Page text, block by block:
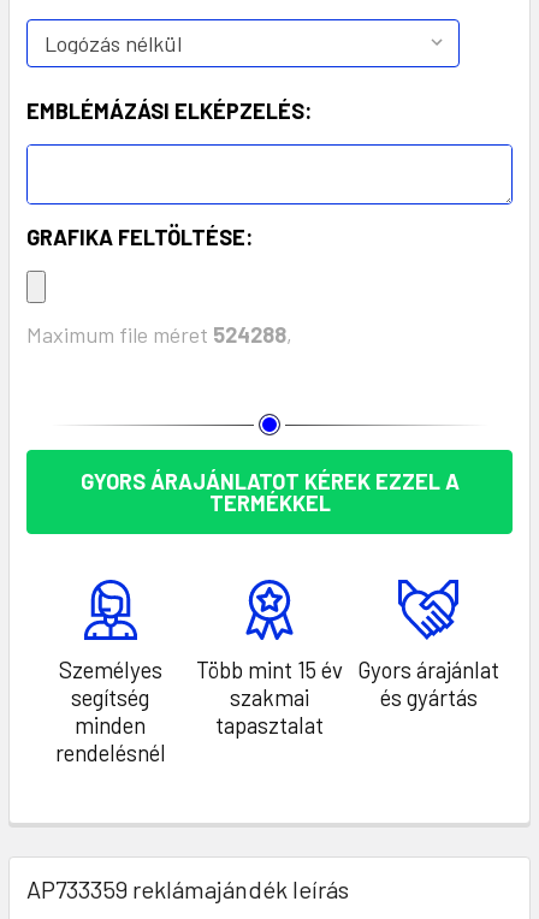
EMBLÉMÁZÁSI ELKÉPZELÉS:
GRAFIKA FELTÖLTÉSE:
Maximum file méret 524288,
GYORS ÁRAJÁNLATOT KÉREK EZZEL A
TERMÉKKEL
Személyes
segítség
minden
rendelésnél
Több mint 15 év
szakmai
tapasztalat
Gyors árajánlat
és gyártás
AP733359 reklámajándék leírás